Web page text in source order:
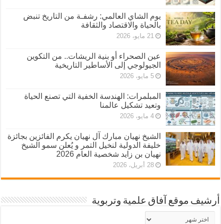
يوم الشاي العالمي: رشفـة من التاريخ تنبض
بالحياة والاقتصاد والثقافة
21 مايو، 2026
عين الصحراء أو بنية الريشات.. من التكوين
الجيولوجي إلى الأساطير التاريخية
5 مايو، 2026
المبلمرات: الهندسة الخفية التي تصنع الحياة
وتعيد تشكيل عالمنا
4 مايو، 2026
الشيخ نهيان مبارك آل نهيان يكرم الفائزين بجائزة
خليفة الدولية لنخيل التمر و يُعلن سمو الشيخ
نهيان بن زايد شخصية العام 2026
28 أبريل، 2026
أرشيف موقع آفاق علمية وتربوية
أرشيف